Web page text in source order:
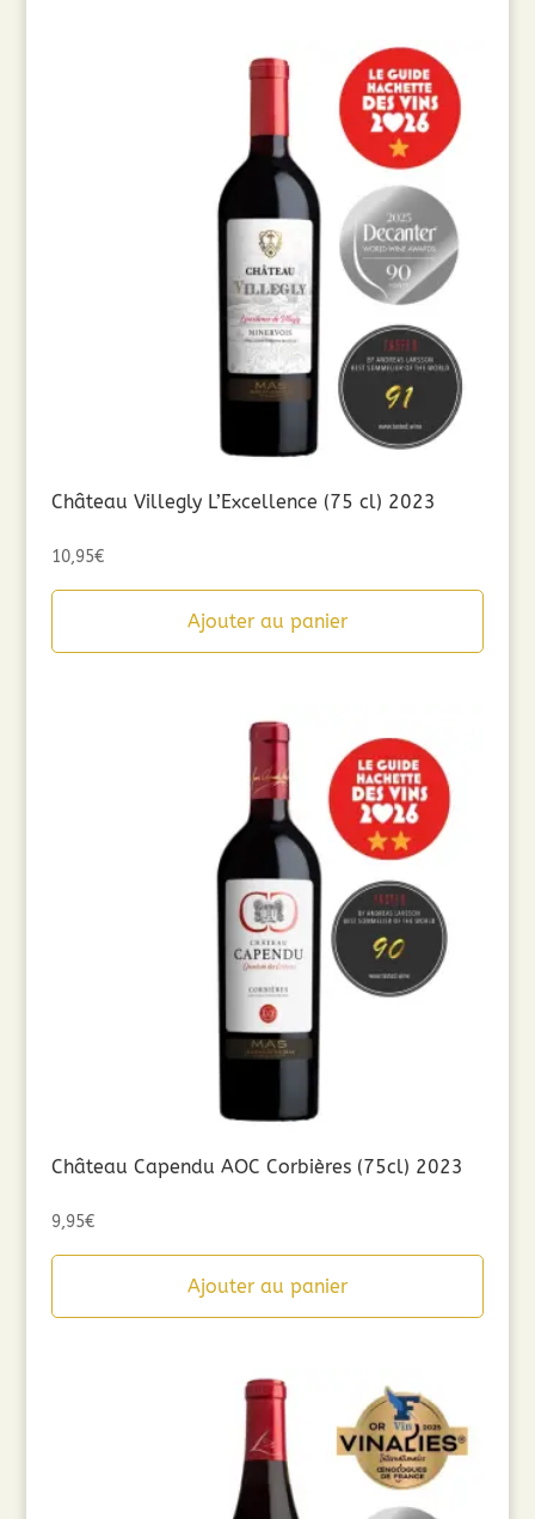
Château Villegly L’Excellence (75 cl) 2023
10,95€
Ajouter au panier
Château Capendu AOC Corbières (75cl) 2023
9,95€
Ajouter au panier